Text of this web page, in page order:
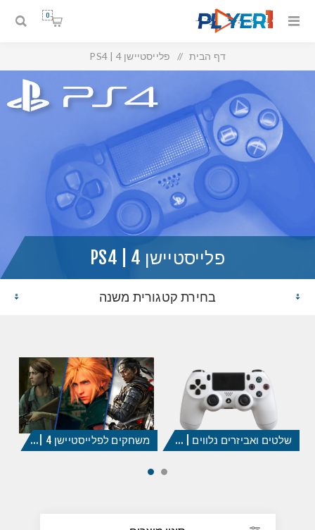
0
דף הבית / פלייסטיישן 4 | PS4
פלייסטיישן 4 | PS4
בחירת קטגורית משנה
שלטים ואביזרים נלווים | PS4 משחקים לפלייסטיישן 4 | PS4 GAMES